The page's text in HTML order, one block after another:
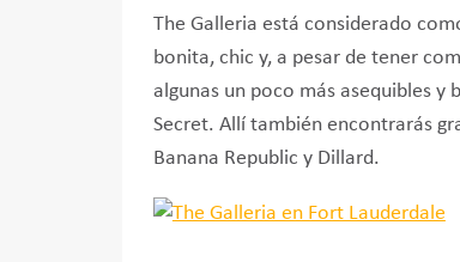
The Galleria está considerado
bonita, chic y, a pesar de tener
algunas un poco más asequibles y
Secret. Allí también encontrarás
Banana Republic y Dillard.